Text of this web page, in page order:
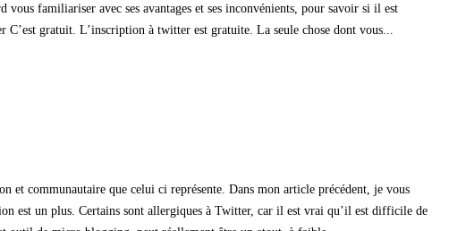
familiariser avec ses avantages et ses inconvénients, pour savoir si il est
gratuit. L’inscription à twitter est gratuite. La seule chose dont vous...
communautaire que celui ci représente. Dans mon article précédent, je vous
est un plus. Certains sont allergiques à Twitter, car il est vrai qu’il est difficile de